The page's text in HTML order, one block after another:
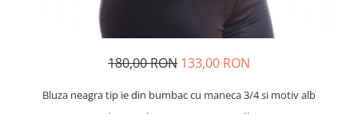
180,00 RON 133,00 RON
Bluza neagra tip ie din bumbac cu maneca 3/4 si motiv alb